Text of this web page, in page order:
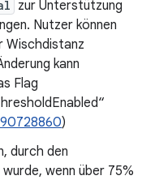
zur Unterstützung
Nutzer können
Wischdistanz
kann
Flag
)
durch den
wenn über 75%